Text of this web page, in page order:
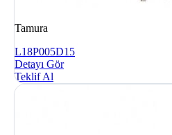
Tamura
L18P005D15
Detayı Gör
Teklif Al